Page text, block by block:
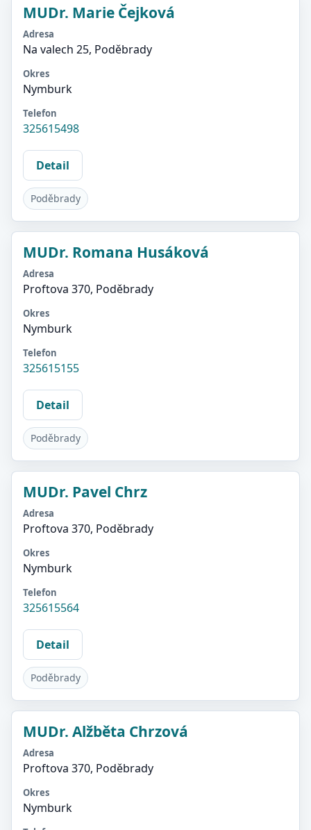
MUDr. Marie Čejková
Adresa
Na valech 25, Poděbrady
Okres
Nymburk
Telefon
325615498
Detail
Poděbrady
MUDr. Romana Husáková
Adresa
Proftova 370, Poděbrady
Okres
Nymburk
Telefon
325615155
Detail
Poděbrady
MUDr. Pavel Chrz
Adresa
Proftova 370, Poděbrady
Okres
Nymburk
Telefon
325615564
Detail
Poděbrady
MUDr. Alžběta Chrzová
Adresa
Proftova 370, Poděbrady
Okres
Nymburk